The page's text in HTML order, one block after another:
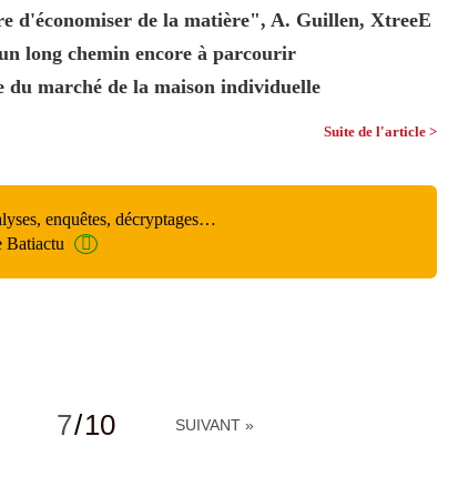
d'économiser de la matière", A. Guillen, XtreeE
long chemin encore à parcourir
du marché de la maison individuelle
Suite de l'article >
enquêtes, décryptages…
Batiactu
7/10 SUIVANT »